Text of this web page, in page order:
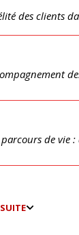
des clients
de